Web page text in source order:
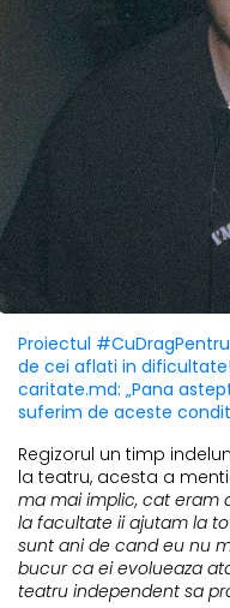
Proiectul
de cei aflati in
caritate.md: „Pana
suferim de aceste
Regizorul un timp
la teatru, acesta a
ma mai implic, cat eram
la facultate ii ajutam la
sunt ani de cand eu nu
bucur ca ei evolueaza
teatru independent sa